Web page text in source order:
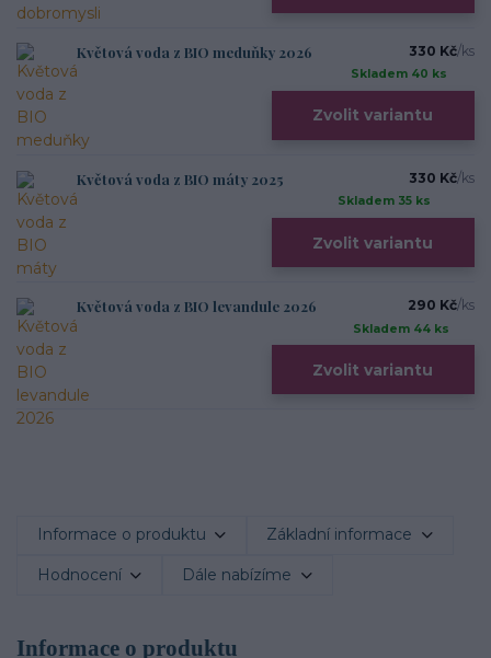
Květová voda z BIO meduňky 2026 330 Kč/ks
Skladem 40 ks
Zvolit variantu
Květová voda z BIO máty 2025 330 Kč/ks
Skladem 35 ks
Zvolit variantu
Květová voda z BIO levandule 2026 290 Kč/ks
Skladem 44 ks
Zvolit variantu
Informace o produktu Základní informace
Hodnocení Dále nabízíme
Informace o produktu